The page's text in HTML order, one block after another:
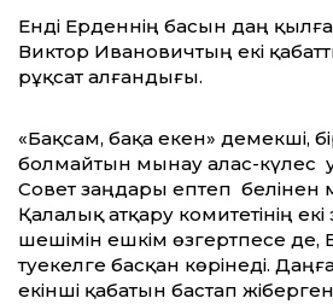
Енді Ерденнің басын даң
Виктор Ивановичтың екі
рұқсат алғандығы.
«Бақсам, бақа екен» демекші,
болмайтын мынау алас-күлес
Совет заңдары ептеп белінен
Қалалық атқару комитетінің
шешімін ешкім өзгертпесе де,
тәуекелге басқан көрінеді.
екінші қабатын бастап